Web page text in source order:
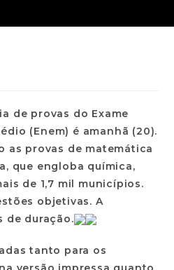
de provas do Exame
(Enem) é amanhã (20).
as provas de matemática
que engloba química,
de 1,7 mil municípios.
objetivas. A
de duração.
tanto para os